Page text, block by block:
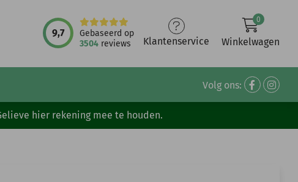
9,7
Gebaseerd op
3504 reviews Klantenservice
0
Winkelwagen
Volg ons:
hier rekening mee te houden.